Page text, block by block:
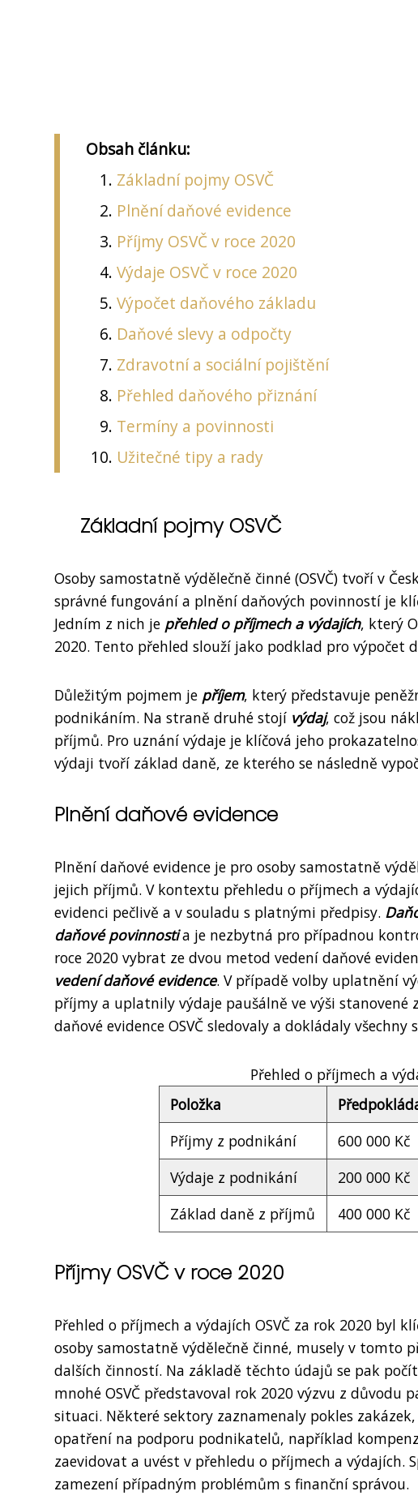
Obsah článku:
Základní pojmy OSVČ
Plnění daňové evidence
Příjmy OSVČ v roce 2020
Výdaje OSVČ v roce 2020
Výpočet daňového základu
Daňové slevy a odpočty
Zdravotní a sociální pojištění
Přehled daňového přiznání
Termíny a povinnosti
Užitečné tipy a rady
Základní pojmy OSVČ
Osoby samostatně výdělečně činné (OSVČ) tvoří v
správné fungování a plnění daňových povinností je
Jedním z nich je přehled o příjmech a výdajích, který
2020. Tento přehled slouží jako podklad pro výpočet
Důležitým pojmem je příjem, který představuje
podnikáním. Na straně druhé stojí výdaj, což jsou
příjmů. Pro uznání výdaje je klíčová jeho
výdaji tvoří základ daně, ze kterého se následně
Plnění daňové evidence
Plnění daňové evidence je pro osoby samostatně
jejich příjmů. V kontextu přehledu o příjmech a
evidenci pečlivě a v souladu s platnými předpisy.
daňové povinnostia je nezbytná pro případnou
roce 2020 vybrat ze dvou metod vedení daňové
vedení daňové evidence. V případě volby uplatnění
příjmy a uplatnily výdaje paušálně ve výši
daňové evidence OSVČ sledovaly a dokládaly
Přehled o příjmech a
Položka
Příjmy z podnikání
600 000 Kč
Výdaje z podnikání
200 000 Kč
Základ daně z příjmů
400 000 Kč
Příjmy OSVČ v roce 2020
Přehled o příjmech a výdajích OSVČ za rok 2020 byl
osoby samostatně výdělečně činné, musely v tomto
dalších činností. Na základě těchto údajů se pak
mnohé OSVČ představoval rok 2020 výzvu z
situaci. Některé sektory zaznamenaly pokles
opatření na podporu podnikatelů, například
zaevidovat a uvést v přehledu o příjmech a výdajích.
zamezení případným problémům s finanční správou.